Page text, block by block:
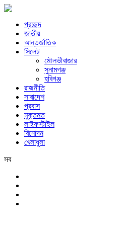
প্রচ্ছদ
জাতীয়
আন্তর্জাতিক
সিলেট
মৌলভীবাজার
সুনামগঞ্জ
হবিগঞ্জ
রাজনীতি
সারাদেশ
প্রবাস
মুক্তমত
লাইফস্টাইল
বিনোদন
খেলাধুলা
সব